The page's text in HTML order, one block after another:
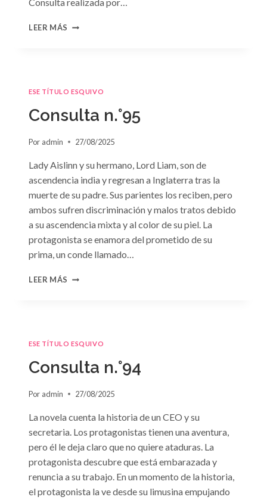
LEER MÁS CONSULTA
ESE TÍTULO ESQUIVO
Consulta n.°95
Por admin 27/08/2025
Lady Aislinn y su hermano, Lord Liam, son de
ascendencia india y regresan a Inglaterra tras la
muerte de su padre. Sus parientes los reciben, pero
ambos sufren discriminación y malos tratos debido
a su ascendencia mixta y al color de su piel. La
protagonista se enamora del prometido de su
prima, un conde llamado…
LEER MÁS CONSULTA
ESE TÍTULO ESQUIVO
Consulta n.°94
Por admin 27/08/2025
La novela cuenta la historia de un CEO y su
secretaria. Los protagonistas tienen una aventura,
pero él le deja claro que no quiere ataduras. La
protagonista descubre que está embarazada y
renuncia a su trabajo. En un momento de la historia,
el protagonista la ve desde su limusina empujando